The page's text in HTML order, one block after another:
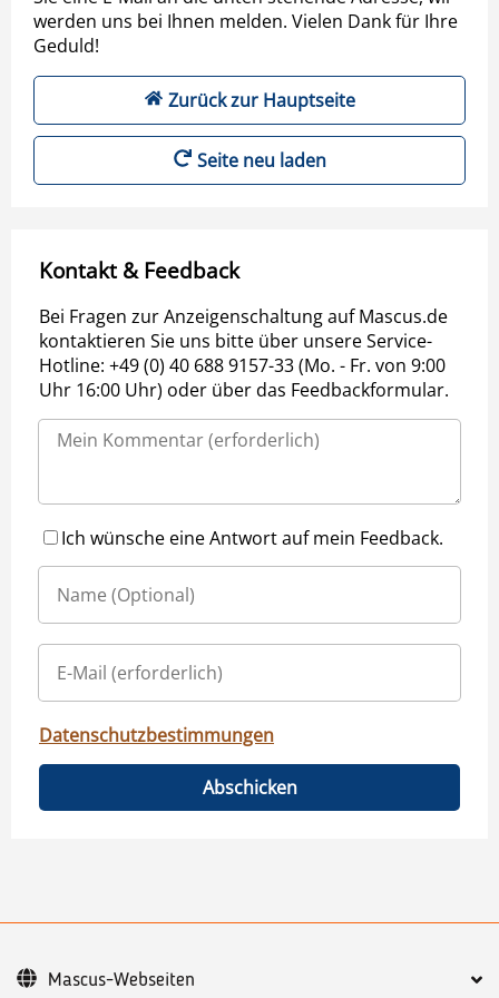
werden uns bei Ihnen melden. Vielen Dank für Ihre
Geduld!
Zurück zur Hauptseite
Seite neu laden
Kontakt & Feedback
Bei Fragen zur Anzeigenschaltung auf Mascus.de
kontaktieren Sie uns bitte über unsere Service-
Hotline: +49 (0) 40 688 9157-33 (Mo. - Fr. von 9:00
Uhr 16:00 Uhr) oder über das Feedbackformular.
Ich wünsche eine Antwort auf mein Feedback.
Datenschutzbestimmungen
Abschicken
Mascus-Webseiten